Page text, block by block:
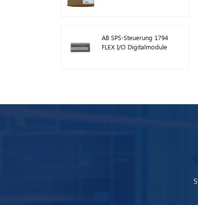
AB SPS-Steuerung 1794
FLEX I/O Digitalmodule